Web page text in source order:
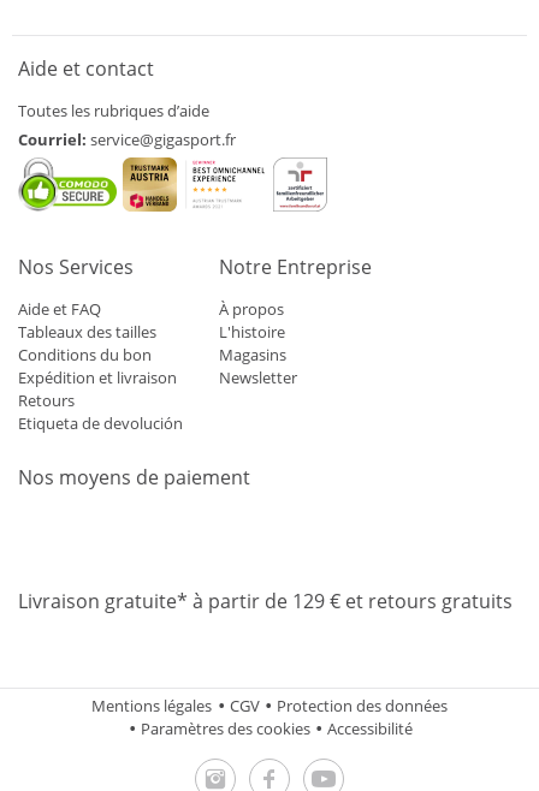
Aide et contact
Toutes les rubriques d’aide
Courriel: service@gigasport.fr
Nos Services
Aide et FAQ
Tableaux des tailles
Conditions du bon
Expédition et livraison
Retours
Etiqueta de devolución
Notre Entreprise
À propos
L'histoire
Magasins
Newsletter
Nos moyens de paiement
Livraison gratuite* à partir de 129 € et retours gratuits
Mentions légales CGV
Protection des données
Paramètres des cookies
Accessibilité